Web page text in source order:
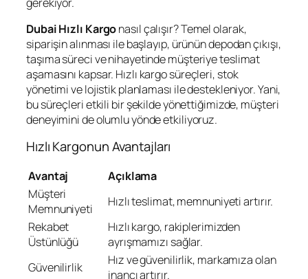
Dubai Hızlı Kargonasıl çalışır? Temel olarak,
siparişin alınması ile başlayıp, ürünün depodan çıkışı,
taşıma süreci ve nihayetinde müşteriye teslimat
aşamasını kapsar. Hızlı kargo süreçleri, stok
yönetimi ve lojistik planlaması ile destekleniyor. Yani,
bu süreçleri etkili bir şekilde yönettiğimizde, müşteri
deneyimini de olumlu yönde etkiliyoruz.
Hızlı Kargonun Avantajları
Avantaj
Açıklama
Müşteri
Memnuniyeti
Hızlı teslimat, memnuniyeti artırır.
Rekabet
Üstünlüğü
Hızlı kargo, rakiplerimizden
ayrışmamızı sağlar.
Güvenilirlik
Hız ve güvenilirlik, markamıza olan
inancı artırır.